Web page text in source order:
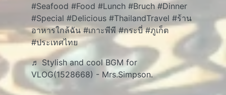
#Seafood #Food #Lunch #Bruch #Dinner
#Special #Delicious #ThailandTravel #ร้าน
อาหารใกล้ฉัน #เกาะพีพี #กระบี่ #ภูเก็ต
#ประเทศไทย
♬ Stylish and cool BGM for
VLOG(1528668) - Mrs.Simpson.